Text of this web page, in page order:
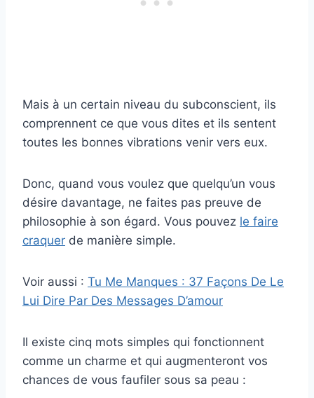
Mais à un certain niveau du subconscient, ils
comprennent ce que vous dites et ils sentent
toutes les bonnes vibrations venir vers eux.
Donc, quand vous voulez que quelqu’un vous
désire davantage, ne faites pas preuve de
philosophie à son égard. Vous pouvez le faire
craquer de manière simple.
Voir aussi : Tu Me Manques : 37 Façons De Le
Lui Dire Par Des Messages D’amour
Il existe cinq mots simples qui fonctionnent
comme un charme et qui augmenteront vos
chances de vous faufiler sous sa peau :